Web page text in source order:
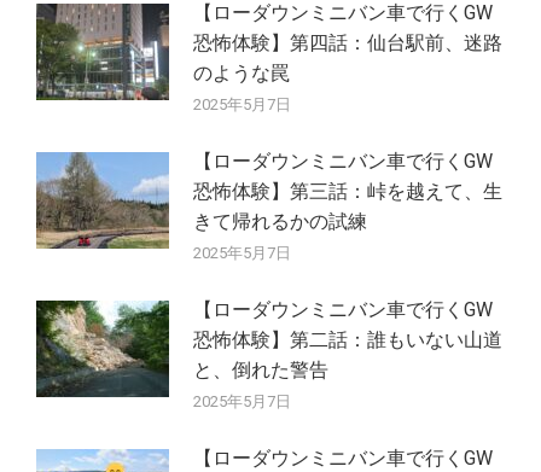
【ローダウンミニバン車で行くGW
恐怖体験】第四話：仙台駅前、迷路
のような罠
2025年5月7日
【ローダウンミニバン車で行くGW
恐怖体験】第三話：峠を越えて、生
きて帰れるかの試練
2025年5月7日
【ローダウンミニバン車で行くGW
恐怖体験】第二話：誰もいない山道
と、倒れた警告
2025年5月7日
【ローダウンミニバン車で行くGW